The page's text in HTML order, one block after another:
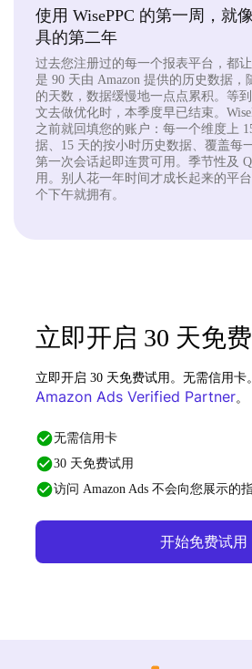
使用 WisePPC 的第一周，就
具的第二年
过去您注册过的每一个报表平台，都
是 90 天由 Amazon 提供的历史数据
的天数，数据缓慢地一点点累积。等
文去做优化时，本季度早已结束。
之前就回填您的账户：每一个维度上
据、15 天的按小时历史数据、覆盖每
第一次会话起即连贯可用。季节性及
用。别人花一年时间才成长起来的平台
个下午就拥有。
立即开启 30 天免
立即开启 30 天免费试用。无需信用卡
Amazon Ads Verified Partner。
无需信用卡
30 天免费试用
访问 Amazon Ads 不会向您展示的
开始免费试用